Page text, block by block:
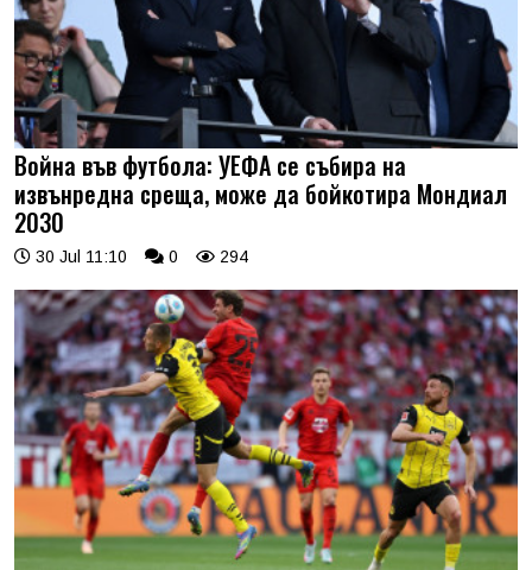
Война във футбола: УЕФА се събира на
извънредна среща, може да бойкотира Мондиал
2030
30 Jul 11:10 0 294